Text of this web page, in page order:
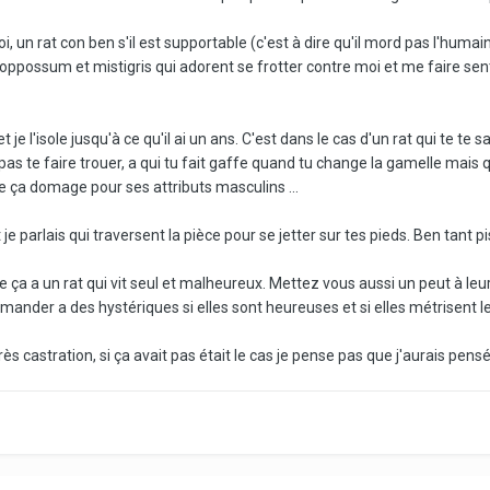
un rat con ben s'il est supportable (c'est à dire qu'il mord pas
et mistigris qui adorent se frotter contre moi et me faire
je l'isole jusqu'à ce qu'il ai un ans. C'est dans le cas d'un rat qui te te
te faire trouer, a qui tu fait gaffe quand tu change la gamelle mais
ça domage pour ses attributs masculins ...
parlais qui traversent la pièce pour se jetter sur tes pieds. Ben tant
ça a un rat qui vit seul et malheureux. Mettez vous aussi un peut à
a des hystériques si elles sont heureuses et si elles métrisent
castration, si ça avait pas était le cas je pense pas que j'aurais